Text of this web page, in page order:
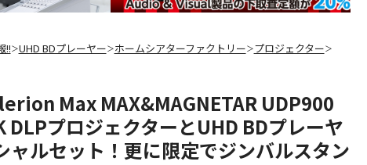
!!＞UHD BDプレーヤー＞ホームシアターファクトリー＞プロジェクター＞
Max MAX&MAGNETAR UDP900
DLPプロジェクターとUHD BDプレーヤ
ャルセット！更に限定でジンバルスタン